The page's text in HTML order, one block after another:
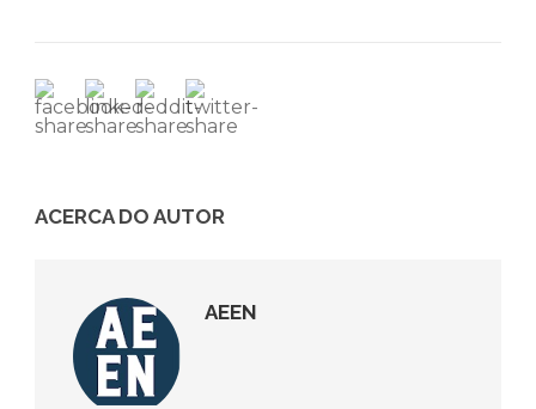
ACERCA DO AUTOR
AEEN